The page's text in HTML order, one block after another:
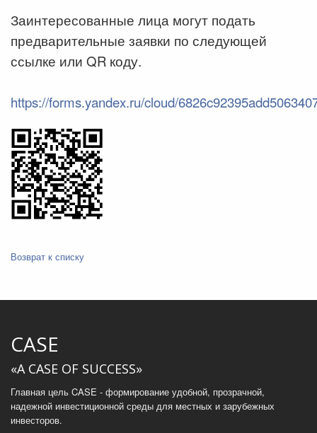
Заинтересованные лица могут подать
предварительные заявки по следующей
ссылке или QR коду.
https://forms.yandex.ru/cloud/
Возврат к списку
CASE
«A CASE OF SUCCESS»
Главная цель CASE - формирование удобной, прозрачной,
надежной инвестиционной среды для местных и зарубежных
инвесторов.